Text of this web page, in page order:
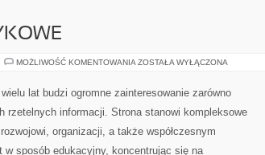
MOŻLIWOŚĆ KOMENTOWANIA KARTELE
ZOSTAŁA WYŁĄCZONA
lat budzi ogromne zainteresowanie zarówno
rzetelnych informacji. Strona stanowi kompleksowe
organizacji, a także współczesnym
sposób edukacyjny, koncentrując się na